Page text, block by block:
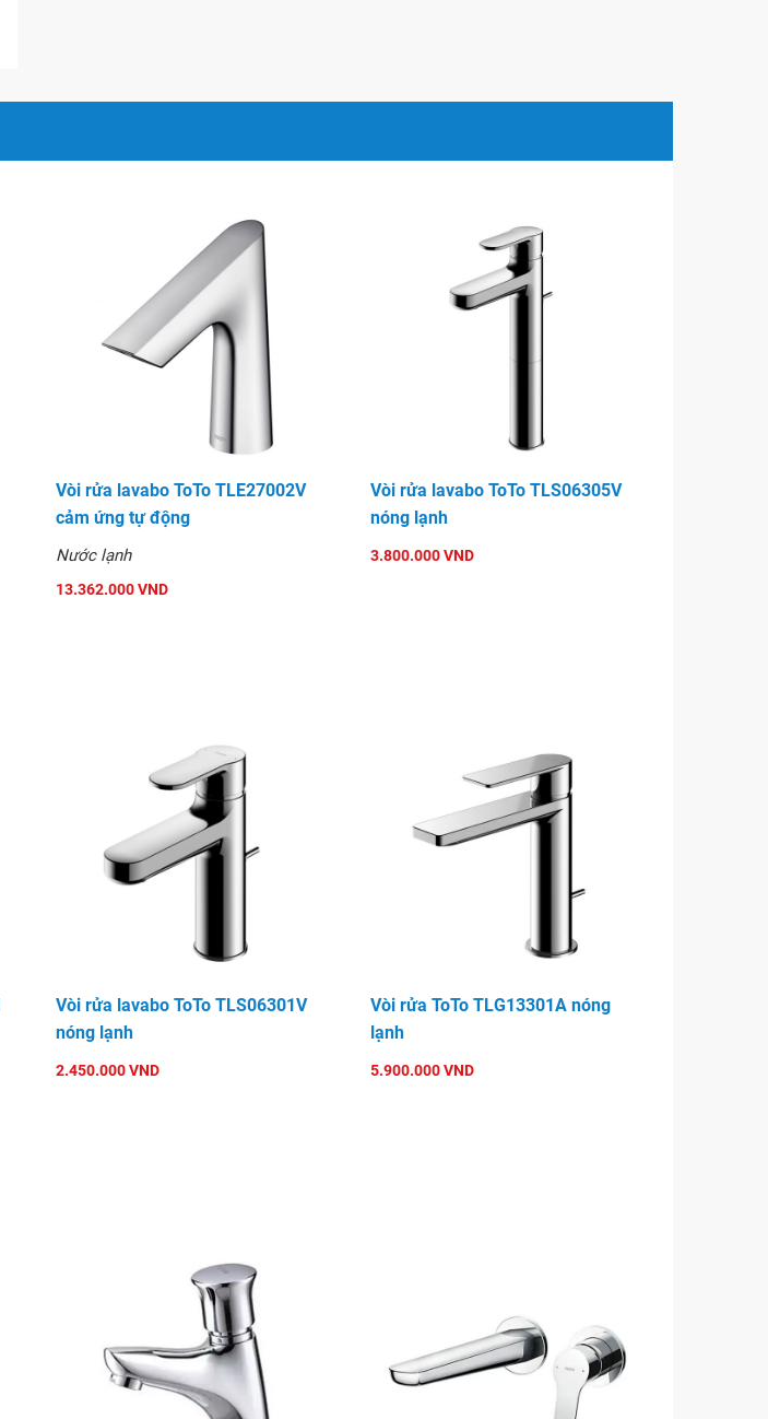
Vòi rửa lavabo ToTo TLE27002V
cảm ứng tự động
Nước lạnh
13.362.000 VND
Vòi rửa lavabo ToTo TLS06305V
nóng lạnh
3.800.000 VND
Vòi rửa lavabo ToTo TLS06301V
nóng lạnh
2.450.000 VND
Vòi rửa ToTo TLG13301A nóng
lạnh
5.900.000 VND